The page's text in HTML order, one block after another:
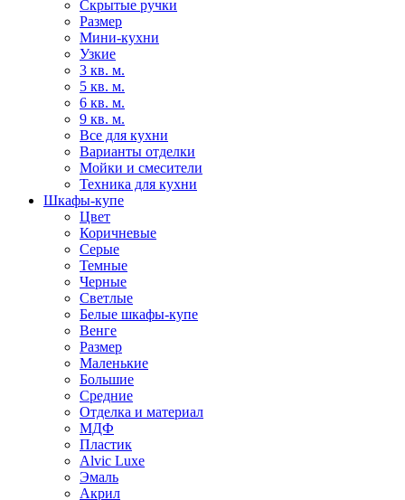
Скрытые ручки
Размер
Мини-кухни
Узкие
3 кв. м.
5 кв. м.
6 кв. м.
9 кв. м.
Все для кухни
Варианты отделки
Мойки и смесители
Техника для кухни
Шкафы-купе
Цвет
Коричневые
Серые
Темные
Черные
Светлые
Белые шкафы-купе
Венге
Размер
Маленькие
Большие
Средние
Отделка и материал
МДФ
Пластик
Alvic Luxe
Эмаль
Акрил